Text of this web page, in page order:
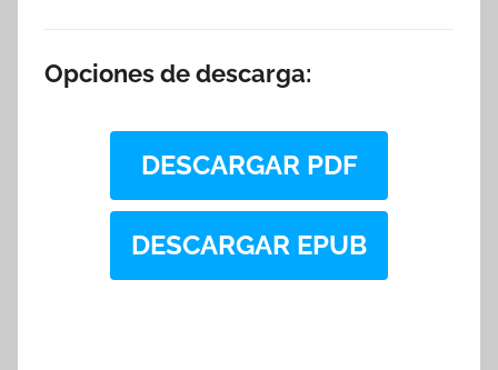
Opciones de descarga:
DESCARGAR PDF
DESCARGAR EPUB